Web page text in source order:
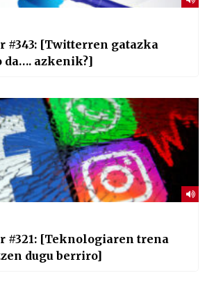
#343: [Twitterren gatazka
da…. azkenik?]
#321: [Teknologiaren trena
dugu berriro]